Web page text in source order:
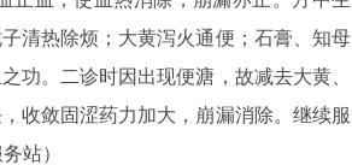
清热除烦；大黄泻火通便；石膏、知母
功。二诊时因出现便溏，故减去大黄、
收敛固涩药力加大，崩漏消除。继续服
站）